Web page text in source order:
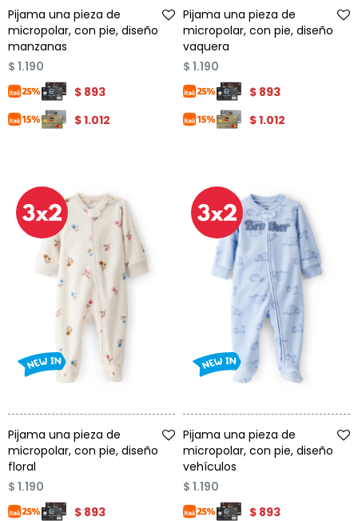
Pijama una pieza de
micropolar, con pie, diseño
manzanas
$ 1.190
$ 893
$1.012
Pijama una pieza de
micropolar, con pie, diseño
vaquera
$ 1.190
$ 893
$1.012
Pijama una pieza de
micropolar, con pie, diseño
floral
$ 1.190
$ 893
Pijama una pieza de
micropolar, con pie, diseño
vehículos
$ 1.190
$ 893